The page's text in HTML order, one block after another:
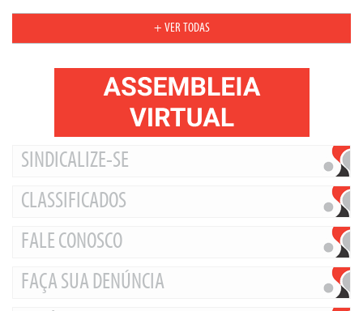
+ VER TODAS
SINDICALIZE-SE
CLASSIFICADOS
FALE CONOSCO
FAÇA SUA DENÚNCIA